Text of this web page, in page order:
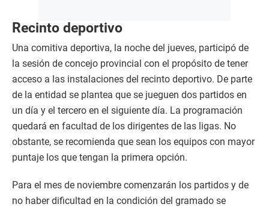
Recinto deportivo
Una comitiva deportiva, la noche del jueves, participó de
la sesión de concejo provincial con el propósito de tener
acceso a las instalaciones del recinto deportivo. De parte
de la entidad se plantea que se jueguen dos partidos en
un día y el tercero en el siguiente día. La programación
quedará en facultad de los dirigentes de las ligas. No
obstante, se recomienda que sean los equipos con mayor
puntaje los que tengan la primera opción.
Para el mes de noviembre comenzarán los partidos y de
no haber dificultad en la condición del gramado se